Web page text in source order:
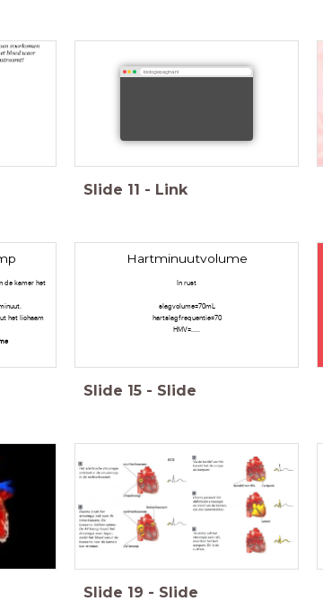
biologiepagina.nl
Slide 11 - Link
de kamer het
het lichaam
Hartminuutvolume
In rust
slagvolume=70mL
hartslagfrequentie=70
HMV=.....
Slide 15 - Slide
Slide 19 - Slide